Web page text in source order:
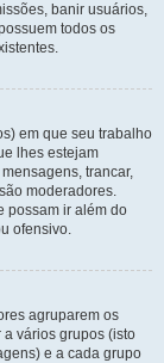
banir usuários,
todos os
em que seu trabalho
lhes estejam
trancar,
moderadores.
possam ir além do
ofensivo.
agruparem os
vários grupos (isto
e a cada grupo